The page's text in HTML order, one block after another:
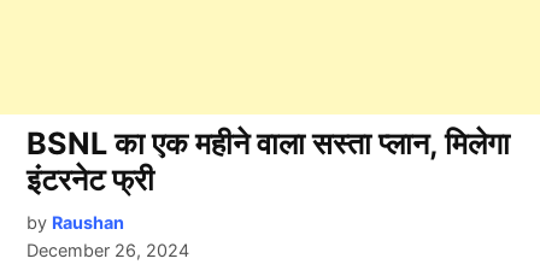
BSNL का एक महीने वाला सस्ता प्लान, मिलेगा
इंटरनेट फ्री
by Raushan
December 26, 2024